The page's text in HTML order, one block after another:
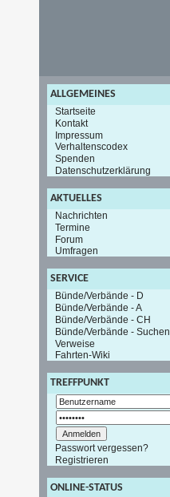
ALLGEMEINES
Startseite
Kontakt
Impressum
Verhaltenscodex
Spenden
Datenschutzerklärung
AKTUELLES
Nachrichten
Termine
Forum
Umfragen
SERVICE
Bünde/Verbände - D
Bünde/Verbände - A
Bünde/Verbände - CH
Bünde/Verbände - Suchen
Verweise
Fahrten-Wiki
TREFFPUNKT
Passwort vergessen?
Registrieren
ONLINE-STATUS